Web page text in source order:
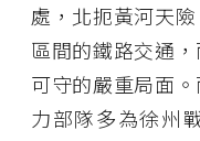
處，北扼黃河天
區間的鐵路交通
可守的嚴重局面
力部隊多為徐州